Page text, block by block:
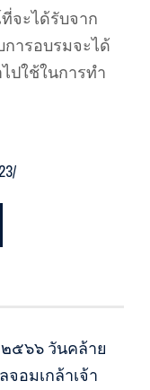
จะได้รับจาก
ารอบรมจะได้
ปใช้ในการทำ
๕๖๖ วันคล้าย
อมเกล้าเจ้า